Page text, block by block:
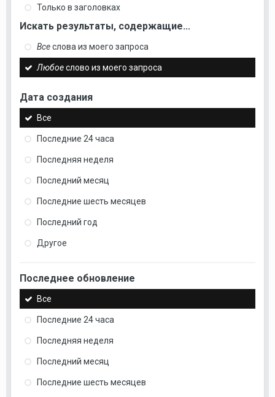
Только в заголовках
Искать результаты, содержащие...
Всеслова из моего запроса
Любоеслово из моего запроса
Дата создания
Все
Последние 24 часа
Последняя неделя
Последний месяц
Последние шесть месяцев
Последний год
Другое
Последнее обновление
Все
Последние 24 часа
Последняя неделя
Последний месяц
Последние шесть месяцев